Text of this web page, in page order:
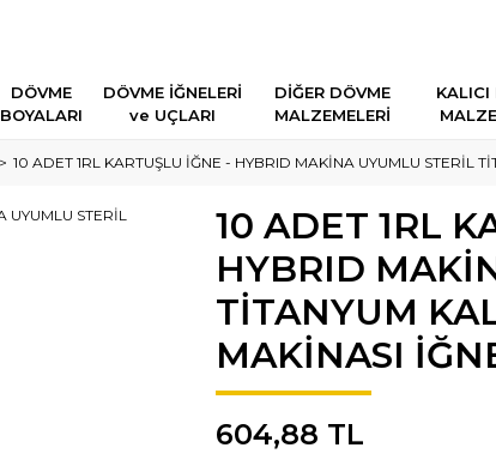
DÖVME
BOYALARI
DÖVME İĞNELERİ
ve UÇLARI
DİĞER DÖVME
MALZEMELERİ
KALICI
10 ADET 1RL KARTUŞLU İĞNE - HYBRID MAKİNA UYUMLU STERİL
10 ADET 1RL
HYBRID
TİTANYUM
MAKİNASI
604,88 TL